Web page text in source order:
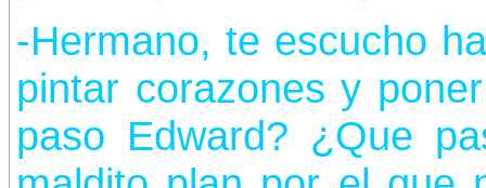
-Hermano, te escucho
pintar corazones y
paso Edward? ¿Que